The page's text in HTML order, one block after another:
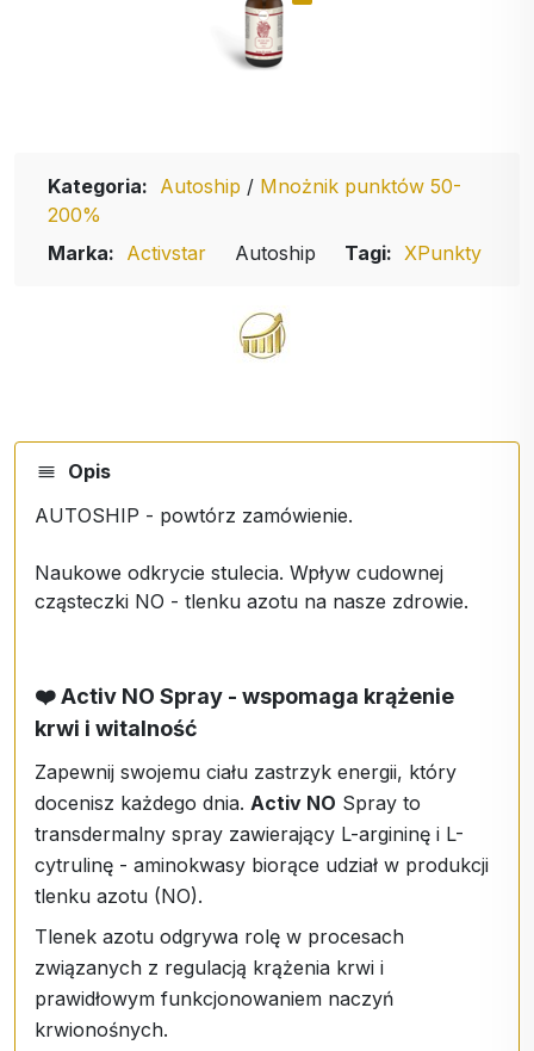
Kategoria: Autoship / Mnożnik punktów 50-
200%
Marka: Activstar Autoship Tagi: XPunkty
Opis
AUTOSHIP - powtórz zamówienie.
Naukowe odkrycie stulecia. Wpływ cudownej
cząsteczki NO - tlenku azotu na nasze zdrowie.
❤️ Activ NO Spray - wspomaga krążenie
krwi i witalność
Zapewnij swojemu ciału zastrzyk energii, który
docenisz każdego dnia. Activ NO Spray to
transdermalny spray zawierający L-argininę i L-
cytrulinę - aminokwasy biorące udział w produkcji
tlenku azotu (NO).
Tlenek azotu odgrywa rolę w procesach
związanych z regulacją krążenia krwi i
prawidłowym funkcjonowaniem naczyń
krwionośnych.